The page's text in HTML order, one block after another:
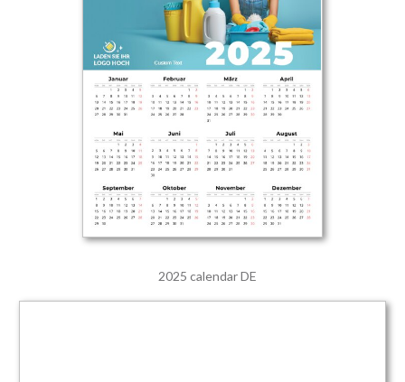
2025 calendar DE